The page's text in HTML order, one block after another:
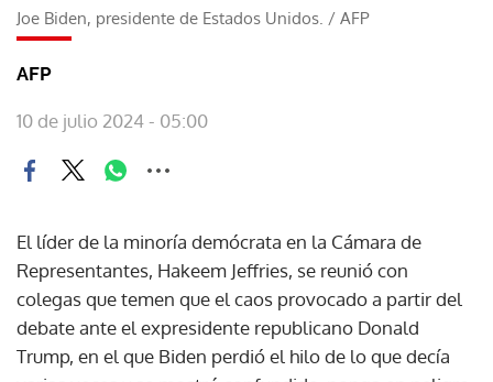
Joe Biden, presidente de Estados Unidos. / AFP
AFP
10 de julio 2024 - 05:00
El líder de la minoría demócrata en la Cámara de
Representantes, Hakeem Jeffries, se reunió con
colegas que temen que el caos provocado a partir del
debate ante el expresidente republicano Donald
Trump, en el que Biden perdió el hilo de lo que decía